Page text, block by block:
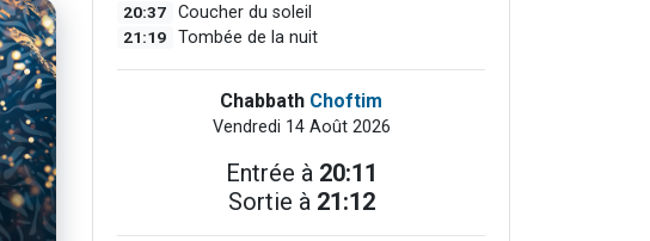
20:37 Coucher du soleil
21:19 Tombée de la nuit
Chabbath Choftim
Vendredi 14 Août 2026
Entrée à 20:11
Sortie à 21:12